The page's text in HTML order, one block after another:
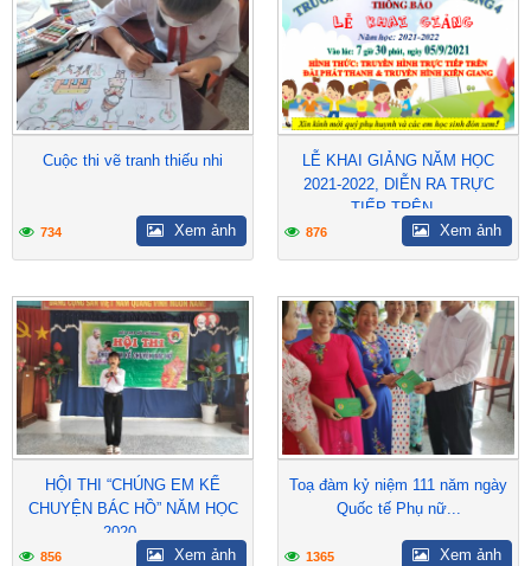
Cuộc thi vẽ tranh thiếu nhi
734 Xem ảnh
LỄ KHAI GIẢNG NĂM HỌC
2021-2022, DIỄN RA TRỰC
TIẾP TRÊN...
876 Xem ảnh
HỘI THI “CHÚNG EM KỂ
CHUYỆN BÁC HỒ” NĂM HỌC
2020 –...
856 Xem ảnh
Toạ đàm kỷ niệm 111 năm ngày
Quốc tế Phụ nữ...
1365 Xem ảnh